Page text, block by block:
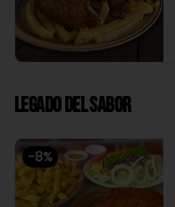
Legado del Sabor
-8%